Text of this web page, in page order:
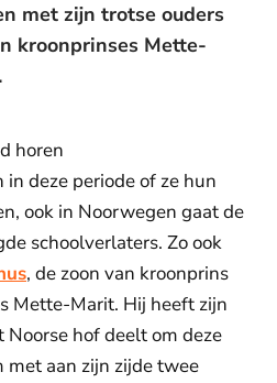
met zijn trotse ouders
kroonprinses Mette-
horen
deze periode of ze hun
ook in Noorwegen gaat de
schoolverlaters. Zo ook
, de zoon van kroonprins
Mette-Marit. Hij heeft zijn
hof deelt om deze
met aan zijn zijde twee